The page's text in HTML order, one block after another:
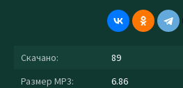
Скачано:
89
Размер MP3:
6.86